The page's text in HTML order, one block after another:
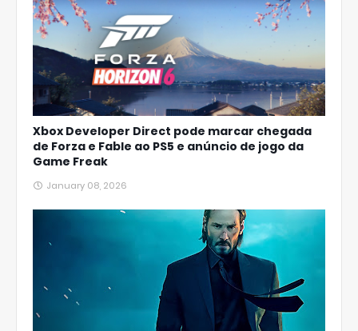
Xbox Developer Direct pode marcar chegada
de Forza e Fable ao PS5 e anúncio de jogo da
Game Freak
January 08, 2026